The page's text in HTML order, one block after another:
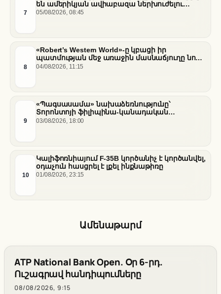
7
են ամերիկյան ավիաբազա ներխուժելու
համար
05/08/2026, 08:45
8
«Robert’s Western World»-ը կբացի իր
պատմության մեջ առաջին մասնաճյուղը նոր
«Nissan Stadium» մարզադաշտում
04/08/2026, 11:15
9
«Պագսասամա» նախաձեռնությունը՝
Տորոնտոյի ֆիլիպինա-կանադական
արվեստագետների համար
03/08/2026, 18:00
10
Կալիֆոռնիայում F-35B կործանիչ է կործանվել,
օդաչուն հասցրել է լքել ինքնաթիռը
01/08/2026, 23:15
Ամենաթարմ
ATP National Bank Open. Օր 6-րդ.
Ուշագրավ հանդիպումները
08/08/2026, 9:15